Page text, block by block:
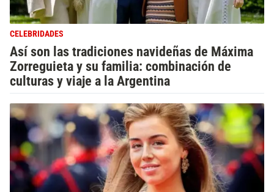
CELEBRIDADES
Así son las tradiciones navideñas de Máxima
Zorreguieta y su familia: combinación de
culturas y viaje a la Argentina